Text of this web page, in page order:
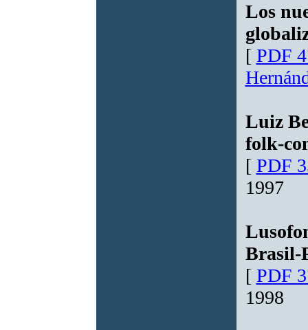
Los
[ PDF
Luiz
folk-
[ PDF
1997
Brasil-
[ PDF
1998